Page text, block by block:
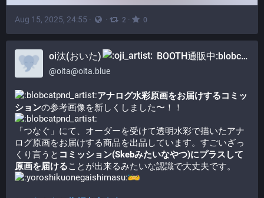
Aug 15, 2025, 24:55 · · 2 · 0
oi汰(おいた) BOOTH通販中:blobcat_cart:
@oita@oita.blue
アナログ水彩原画をお届けするコミッ
ションの参考画像を新しくしました〜！！​
「つなぐ」にて、オーダーを受けて透明水彩で描いたアナ
ログ原画をお届けする商品を出品しています。すごいざっ
くり言うと コミッション(Skebみたいなやつ)にプラスして
原画を届けることが出来るみたいな認識で大丈夫です。​